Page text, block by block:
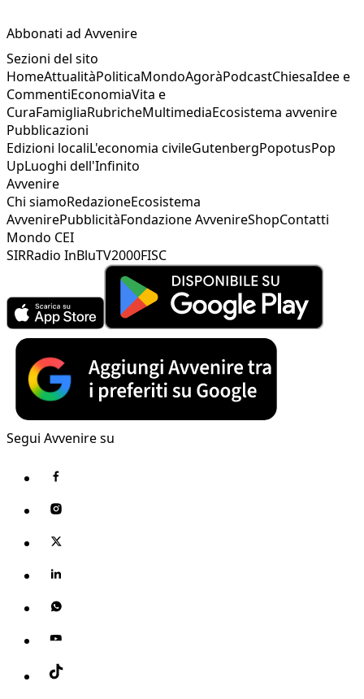
Abbonati ad Avvenire
Sezioni del sito
HomeAttualitàPoliticaMondoAgoràPodcastChiesaIdee e
CommentiEconomiaVita e
CuraFamigliaRubricheMultimediaEcosistema avvenire
Pubblicazioni
Edizioni localiL'economia civileGutenbergPopotusPop
UpLuoghi dell'Infinito
Avvenire
Chi siamoRedazioneEcosistema
AvvenirePubblicitàFondazione AvvenireShopContatti
Mondo CEI
SIRRadio InBluTV2000FISC
Segui Avvenire su